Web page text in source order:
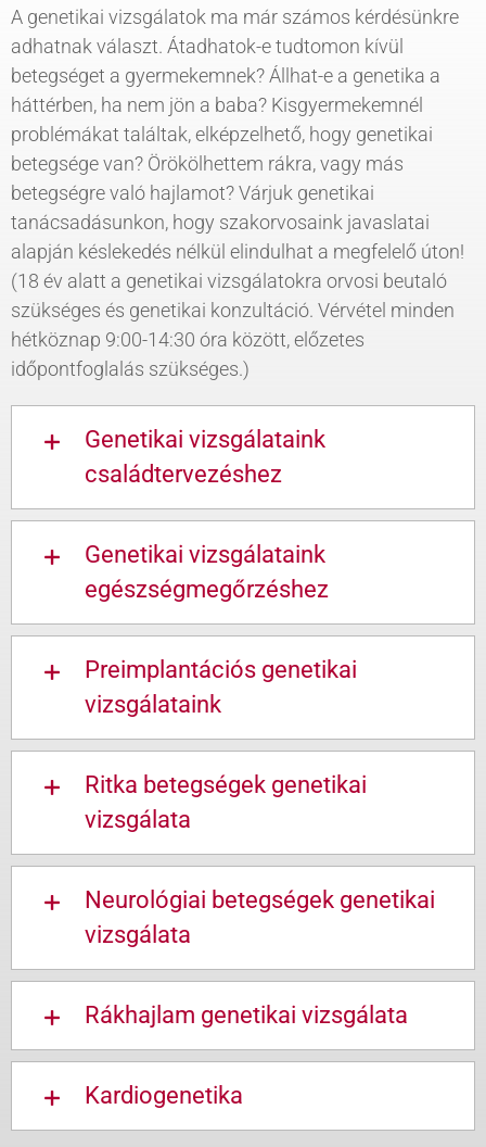
A genetikai vizsgálatok ma már számos kérdésünkre
adhatnak választ. Átadhatok-e tudtomon kívül
betegséget a gyermekemnek? Állhat-e a genetika a
háttérben, ha nem jön a baba? Kisgyermekemnél
problémákat találtak, elképzelhető, hogy genetikai
betegsége van? Örökölhettem rákra, vagy más
betegségre való hajlamot? Várjuk genetikai
tanácsadásunkon, hogy szakorvosaink javaslatai
alapján késlekedés nélkül elindulhat a megfelelő úton!
(18 év alatt a genetikai vizsgálatokra orvosi beutaló
szükséges és genetikai konzultáció. Vérvétel minden
hétköznap 9:00-14:30 óra között, előzetes
időpontfoglalás szükséges.)
Genetikai vizsgálataink
családtervezéshez
Genetikai vizsgálataink
egészségmegőrzéshez
Preimplantációs genetikai
vizsgálataink
Ritka betegségek genetikai
vizsgálata
Neurológiai betegségek genetikai
vizsgálata
Rákhajlam genetikai vizsgálata
Kardiogenetika